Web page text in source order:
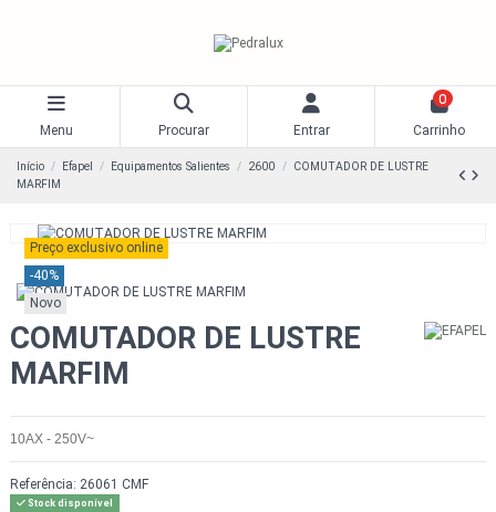
Menu Procurar Entrar
0
Carrinho
Início Efapel Equipamentos Salientes 2600
COMUTADOR DE LUSTRE
MARFIM
Preço exclusivo online
-40%
Novo
COMUTADOR DE LUSTRE
MARFIM
10AX - 250V~
Referência: 26061 CMF
Stock disponível